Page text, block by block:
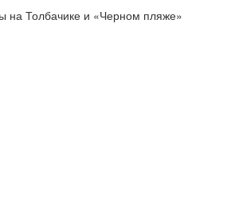
на Толбачике и «Черном пляже»